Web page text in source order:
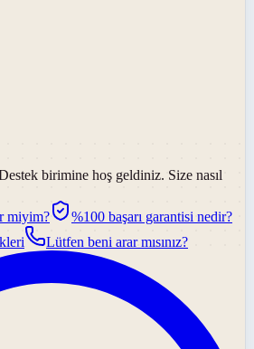
birimine hoş geldiniz. Size nasıl
miyim?
%100 başarı garantisi nedir?
Lütfen beni arar mısınız?